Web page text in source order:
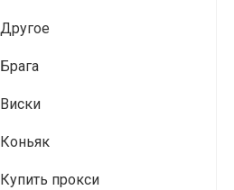
Другое
Брага
Виски
Коньяк
Купить прокси